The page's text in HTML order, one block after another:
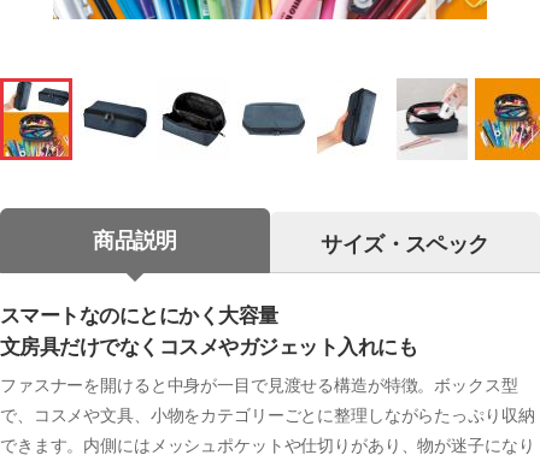
商品説明 サイズ・スペック
スマートなのにとにかく大容量
文房具だけでなくコスメやガジェット入れにも
ファスナーを開けると中身が一目で見渡せる構造が特徴。ボックス型
で、コスメや文具、小物をカテゴリーごとに整理しながらたっぷり収納
できます。内側にはメッシュポケットや仕切りがあり、物が迷子になり